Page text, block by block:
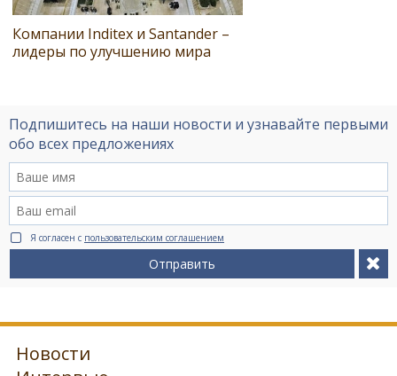
Компании Inditex и Santander –
лидеры по улучшению мира
Подпишитесь на наши новости и узнавайте первыми
обо всех предложениях
Я согласен с пользовательским соглашением
Отправить
Новости